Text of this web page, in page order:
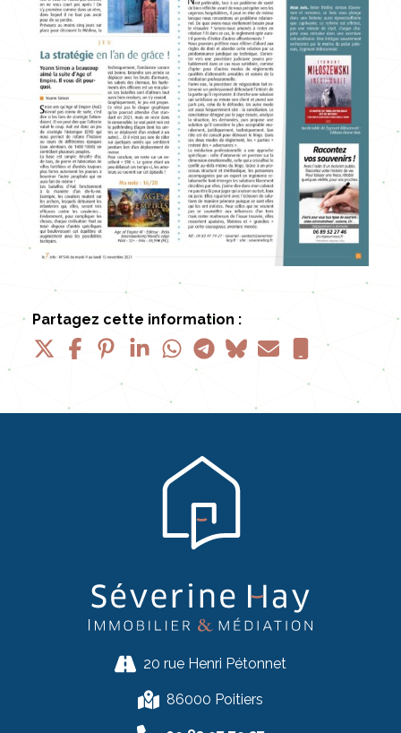
Partagez cette information :
20 rue Henri Pétonnet
86000 Poitiers